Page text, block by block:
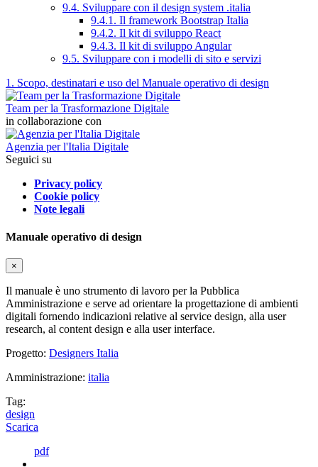
9.4. Sviluppare con il design system .italia
9.4.1. Il framework Bootstrap Italia
9.4.2. Il kit di sviluppo React
9.4.3. Il kit di sviluppo Angular
9.5. Sviluppare con i modelli di sito e servizi
1. Scopo, destinatari e uso del Manuale operativo di design
Team per la Trasformazione Digitale
in collaborazione con
Agenzia per l'Italia Digitale
Seguici su
Privacy policy
Cookie policy
Note legali
Manuale operativo di design
×
Il manuale è uno strumento di lavoro per la Pubblica
Amministrazione e serve ad orientare la progettazione di ambienti
digitali fornendo indicazioni relative al service design, alla user
research, al content design e alla user interface.
Progetto: Designers Italia
Amministrazione: italia
Tag:
design
Scarica
pdf